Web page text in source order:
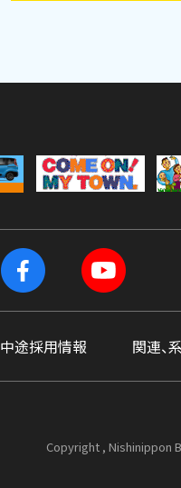
中途採用情報 関連、
Copyright , Nishinippon